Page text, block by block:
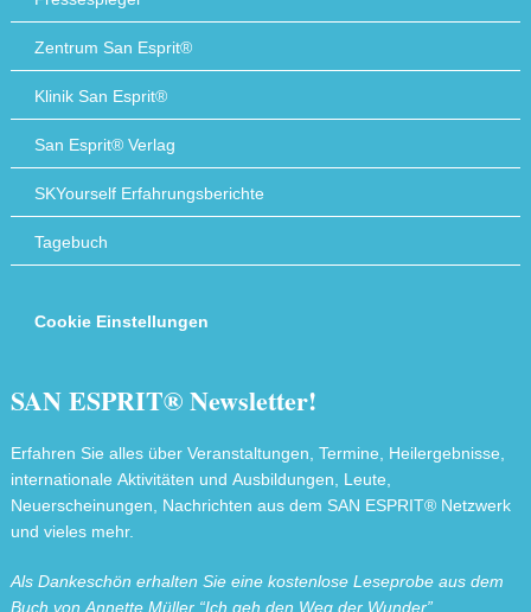
Zentrum San Esprit®
Klinik San Esprit®
San Esprit® Verlag
SKYourself Erfahrungsberichte
Tagebuch
Cookie Einstellungen
SAN ESPRIT® Newsletter!
Erfahren Sie alles über Veranstaltungen, Termine, Heilergebnisse,
internationale Aktivitäten und Ausbildungen, Leute,
Neuerscheinungen, Nachrichten aus dem SAN ESPRIT® Netzwerk
und vieles mehr.
Als Dankeschön erhalten Sie eine kostenlose Leseprobe aus dem
Buch von Annette Müller “Ich geh den Weg der Wunder”.